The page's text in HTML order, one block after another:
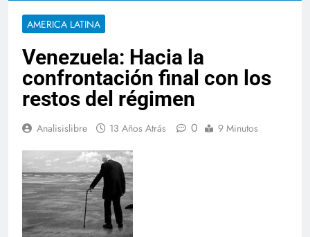
AMERICA LATINA
Venezuela: Hacia la
confrontación final con los
restos del régimen
Analisislibre 13 Años Atrás 0 9 Minutos